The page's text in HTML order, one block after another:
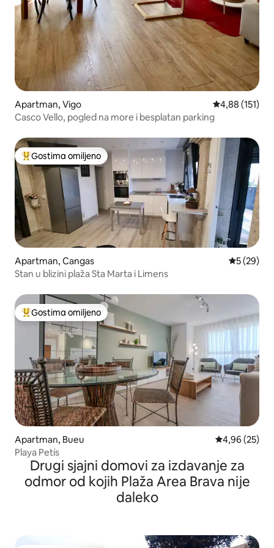
Apartman, Vigo Prosečna
4,88 (151)
Casco Vello, pogled na more i besplatan parking
Najuspešniji među gostima omiljenim
Gostima omiljeno
Apartman, Cangas Prosečna
5 (29)
Stan u blizini plaža Sta Marta i Limens
Najuspešniji među gostima omiljenim
Gostima omiljeno
Apartman, Bueu Prosečna
4,96 (25)
Playa Petís
Drugi sjajni domovi za izdavanje za
odmor od kojih Plaža Area Brava nije
daleko